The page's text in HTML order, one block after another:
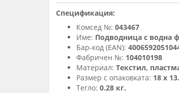
Спецификация:
Комсед №: 043467
Име: Подводница с водна
Бар-код (EAN):
Фабричен №: 104010198
Материал: Текстил,
Размер с опаковката: 18 х
Тегло: 0.28 кг.